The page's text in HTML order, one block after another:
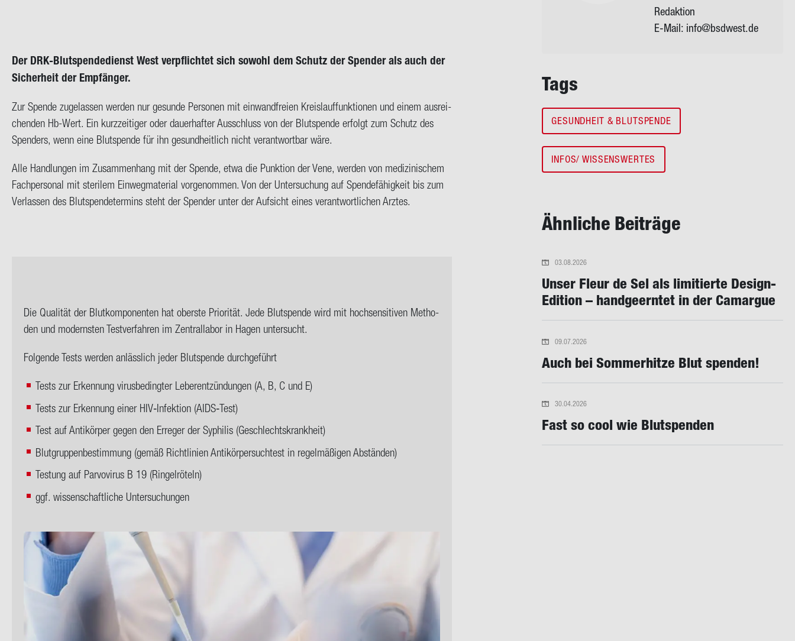
Der DRK-​Blutspendedienst West ver­pflich­tet sich so­wohl dem Schutz der Spen­der als auch der
Si­cher­heit der Emp­fän­ger.
Zur Spen­de zu­ge­las­sen wer­den nur ge­sun­de Per­so­nen mit ein­wand­frei­en Kreis­lauf­funk­tio­nen und einem aus­rei­
chen­den Hb-​Wert. Ein kurz­zei­ti­ger oder dau­er­haf­ter Aus­schluss von der Blut­spen­de er­folgt zum Schutz des
Spen­ders, wenn eine Blut­spen­de für ihn ge­sund­heit­lich nicht ver­ant­wort­bar wäre.
Alle Hand­lun­gen im Zu­sam­men­hang mit der Spen­de, etwa die Punk­ti­on der Vene, wer­den von me­di­zi­ni­schem
Fach­per­so­nal mit ste­ri­lem Ein­weg­ma­te­ri­al vor­ge­nom­men. Von der Un­ter­su­chung auf Spen­de­fä­hig­keit bis zum
Ver­las­sen des Blut­spen­de­ter­mins steht der Spen­der unter der Auf­sicht eines ver­ant­wort­li­chen Arz­tes.
Die Qua­li­tät der Blut­kom­po­nen­ten hat obers­te Prio­ri­tät. Jede Blut­spen­de wird mit hoch­sen­si­ti­ven Me­tho­
den und mo­derns­ten Test­ver­fah­ren im Zen­tral­la­bor in Hagen un­ter­sucht.
Fol­gen­de Tests wer­den an­läss­lich jeder Blut­spen­de durch­ge­führt
Tests zur Erkennung virusbedingter Leberentzündungen (A, B, C und E)
Tests zur Erkennung einer HIV‑Infektion (AIDS‑Test)
Test auf Antikörper gegen den Erreger der Syphilis (Geschlechtskrankheit)
Blutgruppenbestimmung (gemäß Richtlinien Antikörpersuchtest in regelmäßigen Abständen)
Testung auf Parvovirus B 19 (Ringelröteln)
ggf. wissenschaftliche Untersuchungen
Redaktion
E-Mail: info@bsdwest.de
Tags
GESUNDHEIT & BLUTSPENDE
INFOS/ WISSENSWERTES
Ähn­li­che Bei­trä­ge
03.08.2026
Unser Fleur de Sel als li­mi­tier­te Design-​
Edition – hand­ge­ern­tet in der Ca­mar­gue
09.07.2026
Auch bei Som­mer­hit­ze Blut spen­den!
30.04.2026
Fast so cool wie Blut­spen­den